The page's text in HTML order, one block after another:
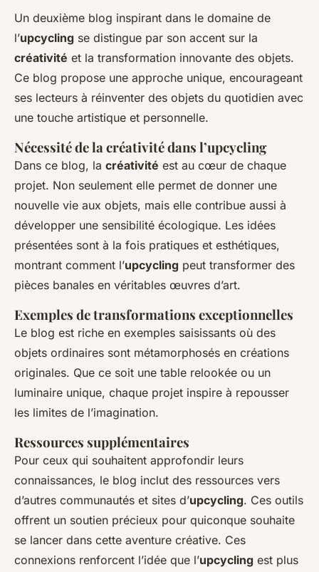
Un deuxième blog inspirant dans le domaine de
l’upcycling se distingue par son accent sur la
créativité et la transformation innovante des objets.
Ce blog propose une approche unique, encourageant
ses lecteurs à réinventer des objets du quotidien avec
une touche artistique et personnelle.
Nécessité de la créativité dans l’upcycling
Dans ce blog, la créativité est au cœur de chaque
projet. Non seulement elle permet de donner une
nouvelle vie aux objets, mais elle contribue aussi à
développer une sensibilité écologique. Les idées
présentées sont à la fois pratiques et esthétiques,
montrant comment l’upcycling peut transformer des
pièces banales en véritables œuvres d’art.
Exemples de transformations exceptionnelles
Le blog est riche en exemples saisissants où des
objets ordinaires sont métamorphosés en créations
originales. Que ce soit une table relookée ou un
luminaire unique, chaque projet inspire à repousser
les limites de l’imagination.
Ressources supplémentaires
Pour ceux qui souhaitent approfondir leurs
connaissances, le blog inclut des ressources vers
d’autres communautés et sites d’upcycling. Ces outils
offrent un soutien précieux pour quiconque souhaite
se lancer dans cette aventure créative. Ces
connexions renforcent l’idée que l’upcycling est plus